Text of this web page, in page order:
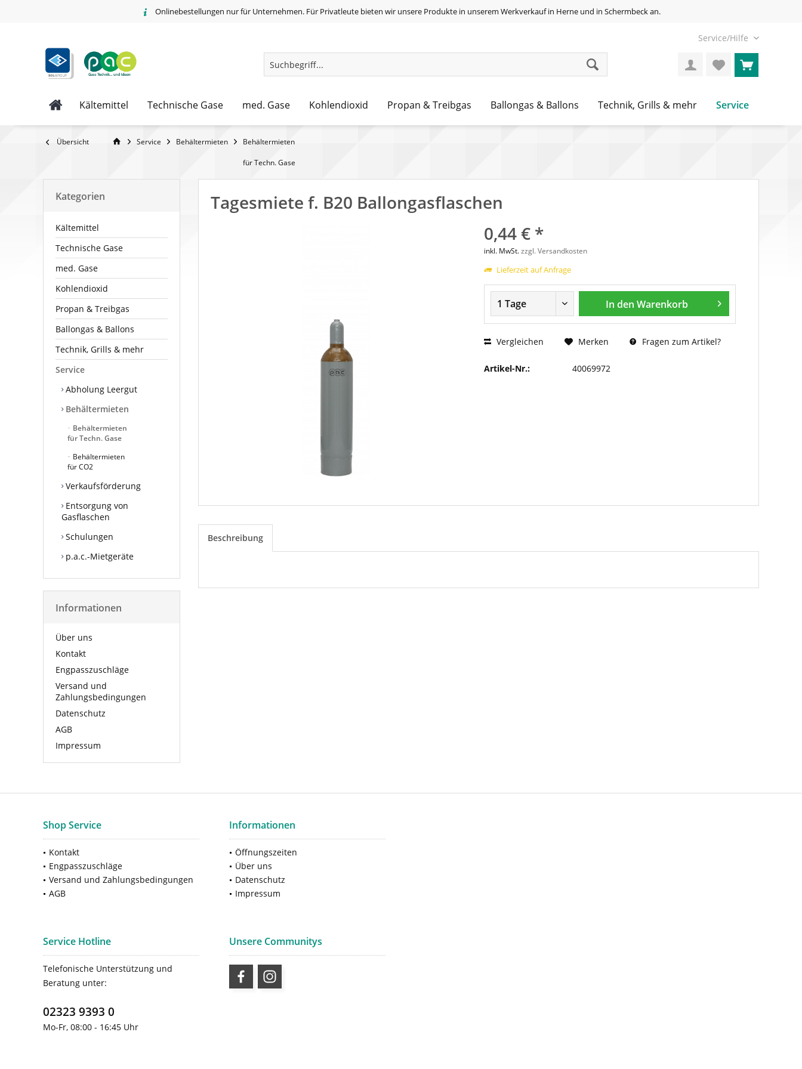
Onlinebestellungen nur für Unternehmen. Für Privatleute bieten wir unsere Produkte in unserem Werkverkauf in Herne und in Schermbeck an.
Service/Hilfe
Kältemittel Technische Gase med. Gase Kohlendioxid Propan & Treibgas Ballongas & Ballons Technik, Grills & mehr Service
Übersicht Service Behältermieten Behältermieten
für Techn. Gase
Kategorien
Kältemittel
Technische Gase
med. Gase
Kohlendioxid
Propan & Treibgas
Ballongas & Ballons
Technik, Grills & mehr
Service
Abholung Leergut
Behältermieten
Behältermieten
für Techn. Gase
Behältermieten
für CO2
Verkaufsförderung
Entsorgung von
Gasflaschen
Schulungen
p.a.c.-Mietgeräte
Informationen
Über uns
Kontakt
Engpasszuschläge
Versand und
Zahlungsbedingungen
Datenschutz
AGB
Impressum
Tagesmiete f. B20 Ballongasflaschen
0,44 € *
inkl. MwSt.zzgl. Versandkosten
Lieferzeit auf Anfrage
In den Warenkorb
Vergleichen Merken Fragen zum Artikel?
Artikel-Nr.: 40069972
Beschreibung
Shop Service
Kontakt
Engpasszuschläge
Versand und Zahlungsbedingungen
AGB
Informationen
Öffnungszeiten
Über uns
Datenschutz
Impressum
Service Hotline
Telefonische Unterstützung und
Beratung unter:
02323 9393 0
Mo-Fr, 08:00 - 16:45 Uhr
Unsere Communitys